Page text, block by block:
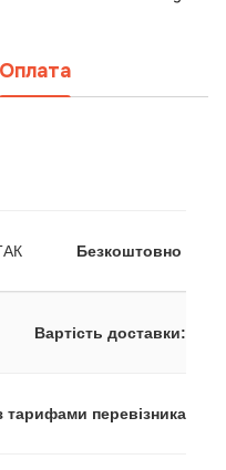
Оплата
Безкоштовно
Вартість доставки:
тарифами перевізника